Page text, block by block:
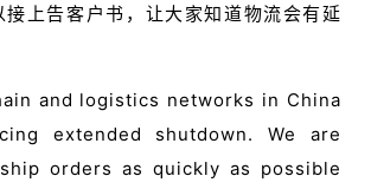
接上告客户书，让大家知道物流会有延
and logistics networks in China
extended shutdown. We are
orders as quickly as possible